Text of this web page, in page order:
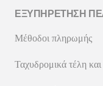
ΕΞΥΠΗΡΈΤΗΣΗ
Μέθοδοι πληρωμής
Ταχυδρομικά τέλη